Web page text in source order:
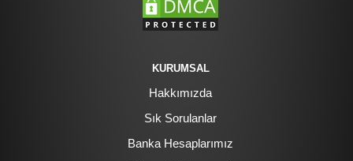
KURUMSAL
Hakkımızda
Sık Sorulanlar
Banka Hesaplarımız